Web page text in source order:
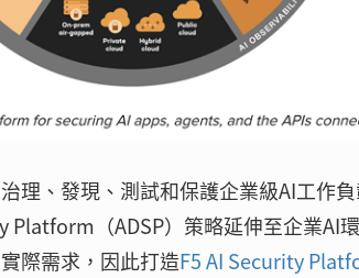
理、發現、測試和保護企業級AI工作
（ADSP）策略延伸至企業AI
際需求，因此打造F5 AI Security